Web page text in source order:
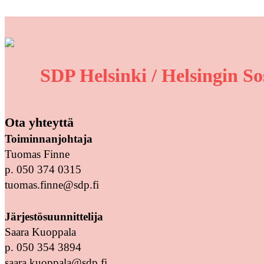
SDP Helsinki / Helsingin
Ota yhteyttä
Toiminnanjohtaja
Tuomas Finne
p. 050 374 0315
tuomas.finne@sdp.fi
Järjestösuunnittelija
Saara Kuoppala
p. 050 354 3894